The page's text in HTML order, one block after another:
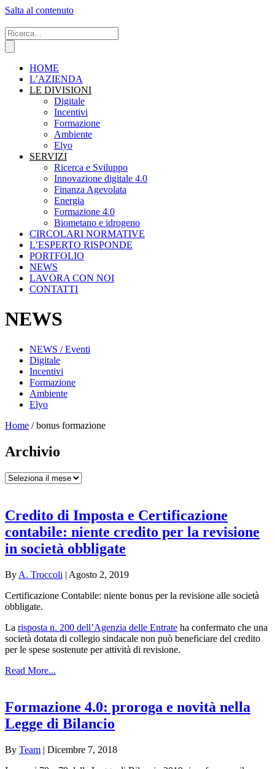
Salta al contenuto
HOME
L’AZIENDA
LE DIVISIONI
Digitale
Incentivi
Formazione
Ambiente
Elyo
SERVIZI
Ricerca e Sviluppo
Innovazione digitale 4.0
Finanza Agevolata
Energia
Formazione 4.0
Biometano e idrogeno
CIRCOLARI NORMATIVE
L’ESPERTO RISPONDE
PORTFOLIO
NEWS
LAVORA CON NOI
CONTATTI
NEWS
NEWS / Eventi
Digitale
Incentivi
Formazione
Ambiente
Elyo
Home /bonus formazione
Archivio
Archivio
Credito di Imposta e Certificazione
contabile: niente credito per la revisione
in società obbligate
By A. Troccoli | Agosto 2, 2019
Certificazione Contabile: niente bonus per la revisione alle società
obbligate.
La risposta n. 200 dell’Agenzia delle Entrate ha confermato che una
società dotata di collegio sindacale non può beneficiare del credito
per le spese sostenute per attività di revisione.
Read More...
Formazione 4.0: proroga e novità nella
Legge di Bilancio
By Team | Dicembre 7, 2018